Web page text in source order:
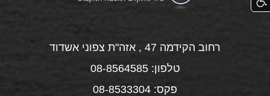
רחוב הקידמה 47 , אזה"ת צפוני אשדוד
טלפון: 08-8564585
פקס: 08-8533304